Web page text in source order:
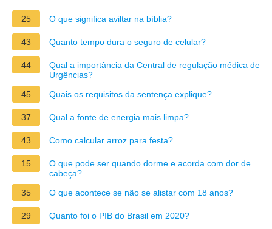
25 O que significa aviltar na bíblia?
43 Quanto tempo dura o seguro de celular?
44
Qual a importância da Central de regulação médica de
Urgências?
45
Quais os requisitos da sentença explique?
37 Qual a fonte de energia mais limpa?
43 Como calcular arroz para festa?
15
O que pode ser quando dorme e acorda com dor de
cabeça?
35
O que acontece se não se alistar com 18 anos?
29 Quanto foi o PIB do Brasil em 2020?